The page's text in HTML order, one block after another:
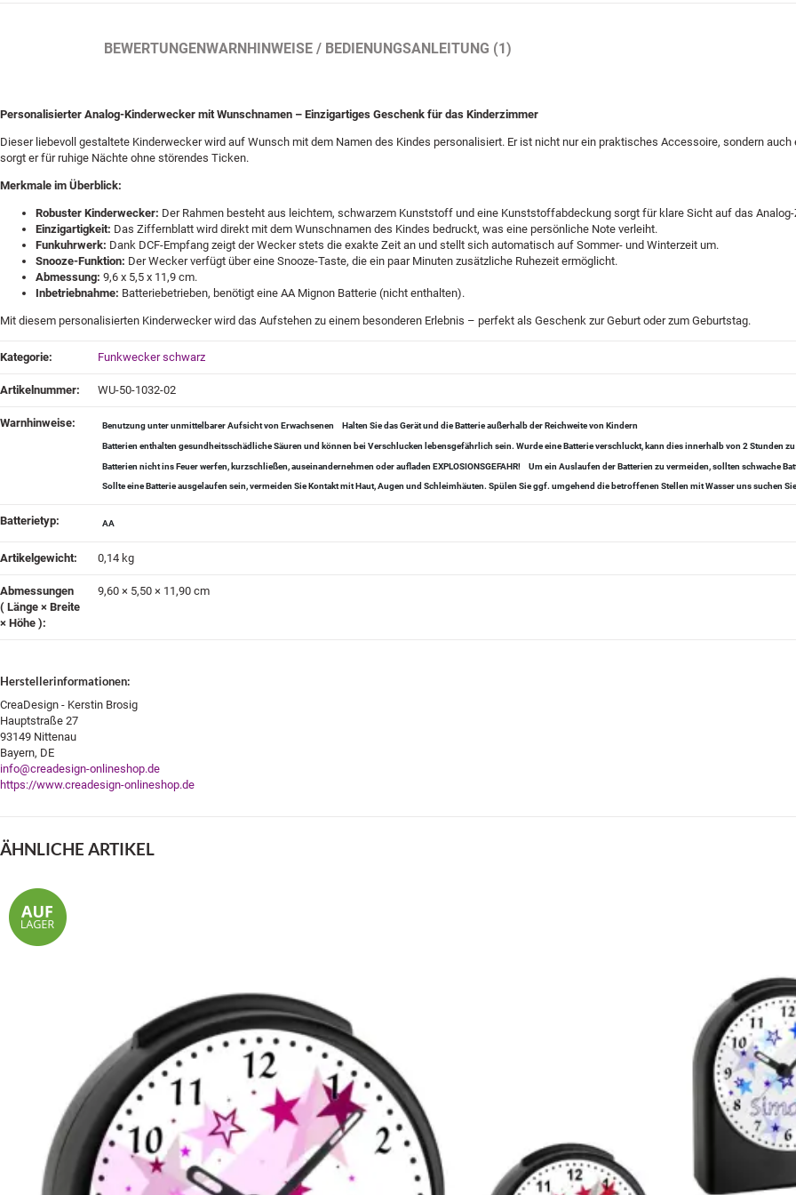
BEWERTUNGENWARNHINWEISE / BEDIENUNGSANLEITUNG (1)
Personalisierter Analog-Kinderwecker mit Wunschnamen – Einzigartiges Geschenk für das Kinderzimmer
Dieser liebevoll gestaltete Kinderwecker wird auf Wunsch mit dem Namen des Kindes personalisiert. Er ist nicht nur ein praktisches Accessoire, sondern
sorgt er für ruhige Nächte ohne störendes Ticken.
Merkmale im Überblick:
Robuster Kinderwecker: Der Rahmen besteht aus leichtem, schwarzem Kunststoff und eine Kunststoffabdeckung sorgt für klare Sicht auf das
Einzigartigkeit: Das Ziffernblatt wird direkt mit dem Wunschnamen des Kindes bedruckt, was eine persönliche Note verleiht.
Funkuhrwerk: Dank DCF-Empfang zeigt der Wecker stets die exakte Zeit an und stellt sich automatisch auf Sommer- und Winterzeit um.
Snooze-Funktion: Der Wecker verfügt über eine Snooze-Taste, die ein paar Minuten zusätzliche Ruhezeit ermöglicht.
Abmessung: 9,6 x 5,5 x 11,9 cm.
Inbetriebnahme: Batteriebetrieben, benötigt eine AA Mignon Batterie (nicht enthalten).
Mit diesem personalisierten Kinderwecker wird das Aufstehen zu einem besonderen Erlebnis – perfekt als Geschenk zur Geburt oder zum Geburtstag.
Produkteigenschaft
Wert
Kategorie: Funkwecker schwarz
Artikelnummer: WU-50-1032-02
Warnhinweise‍: Benutzung unter unmittelbarer Aufsicht von Erwachsenen Halten Sie das Gerät und die Batterie außerhalb der Reichweite von Kindern
Batterien enthalten gesundheitsschädliche Säuren und können bei Verschlucken lebensgefährlich sein. Wurde eine Batterie verschluckt, kann dies innerhalb von 2 Stunden
Batterien nicht ins Feuer werfen, kurzschließen, auseinandernehmen oder aufladen EXPLOSIONSGEFAHR! Um ein Auslaufen der Batterien zu vermeiden, sollten schwache
Sollte eine Batterie ausgelaufen sein, vermeiden Sie Kontakt mit Haut, Augen und Schleimhäuten. Spülen Sie ggf. umgehend die betroffenen Stellen mit Wasser uns suchen
Batterietyp‍: AA
Artikelgewicht‍: 0,14 kg
Abmessungen
( Länge × Breite
× Höhe )‍:
9,60 × 5,50 × 11,90 cm
Herstellerinformationen:
CreaDesign - Kerstin Brosig
Hauptstraße 27
93149 Nittenau
Bayern, DE
info@creadesign-onlineshop.de
https://www.creadesign-onlineshop.de
ÄHNLICHE ARTIKEL